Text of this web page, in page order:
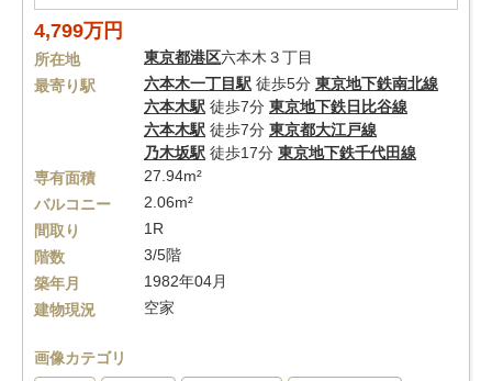
4,799万円
所在地 東京都港区六本木３丁目
最寄り駅
六本木一丁目駅 徒歩5分 東京地下鉄南北線
六本木駅 徒歩7分 東京地下鉄日比谷線
六本木駅 徒歩7分 東京都大江戸線
乃木坂駅 徒歩17分 東京地下鉄千代田線
専有面積
27.94m²
バルコニー
2.06m²
間取り
1R
階数
3/5階
築年月
1982年04月
建物現況
空家
画像カテゴリ